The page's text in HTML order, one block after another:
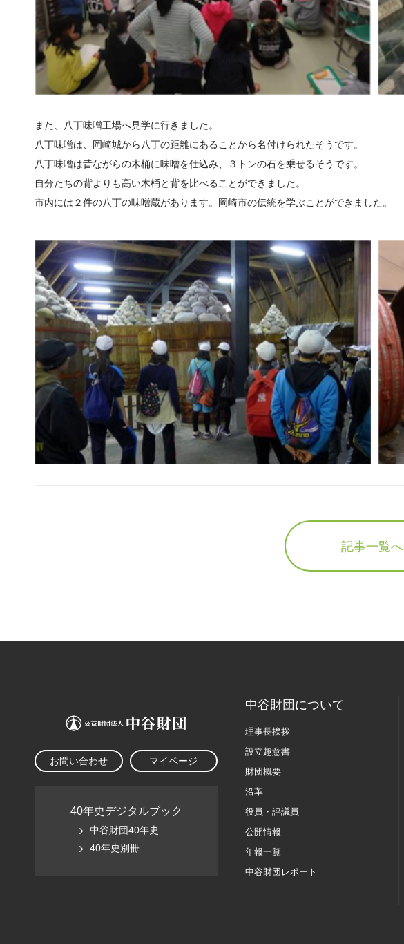
また、八丁味噌工場へ見学に行きました。
八丁味噌は、岡崎城から八丁の距離にあることから名付けられたそうです。
八丁味噌は昔ながらの木桶に味噌を仕込み、３トンの石を乗せるそうです。
自分たちの背よりも高い木桶と背を比べることができました。
市内には２件の八丁の味噌蔵があります。岡崎市の伝統を学ぶことができました。
記事一覧へ
お問い合わせ マイページ
40年史デジタルブック
中谷財団40年史
40年史別冊
中谷財団について
理事長挨拶
設立趣意書
財団概要
沿革
役員・評議員
公開情報
年報一覧
中谷財団レポート